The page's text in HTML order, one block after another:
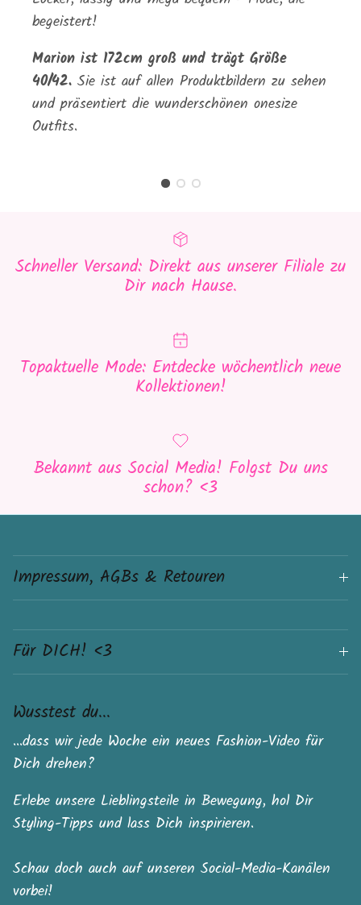
begeistert!
Marion ist 172cm groß und trägt Größe
40/42. Sie ist auf allen Produktbildern zu sehen
und präsentiert die wunderschönen onesize
Outfits.
Schneller Versand: Direkt aus unserer Filiale zu
Dir nach Hause.
Topaktuelle Mode: Entdecke wöchentlich neue
Kollektionen!
Bekannt aus Social Media! Folgst Du uns
schon? <3
Impressum, AGBs & Retouren
Für DICH! <3
Wusstest du...
...dass wir jede Woche ein neues Fashion-Video für
Dich drehen?
Erlebe unsere Lieblingsteile in Bewegung, hol Dir
Styling-Tipps und lass Dich inspirieren.
Schau doch auch auf unseren Social-Media-Kanälen
vorbei!